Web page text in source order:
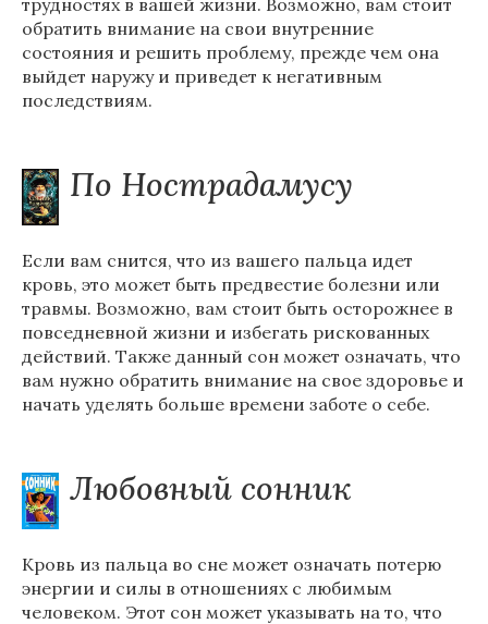
трудностях в вашей жизни. Возможно, вам стоит
обратить внимание на свои внутренние
состояния и решить проблему, прежде чем она
выйдет наружу и приведет к негативным
последствиям.
По Нострадамусу
Если вам снится, что из вашего пальца идет
кровь, это может быть предвестие болезни или
травмы. Возможно, вам стоит быть осторожнее в
повседневной жизни и избегать рискованных
действий. Также данный сон может означать, что
вам нужно обратить внимание на свое здоровье и
начать уделять больше времени заботе о себе.
Любовный сонник
Кровь из пальца во сне может означать потерю
энергии и силы в отношениях с любимым
человеком. Этот сон может указывать на то, что